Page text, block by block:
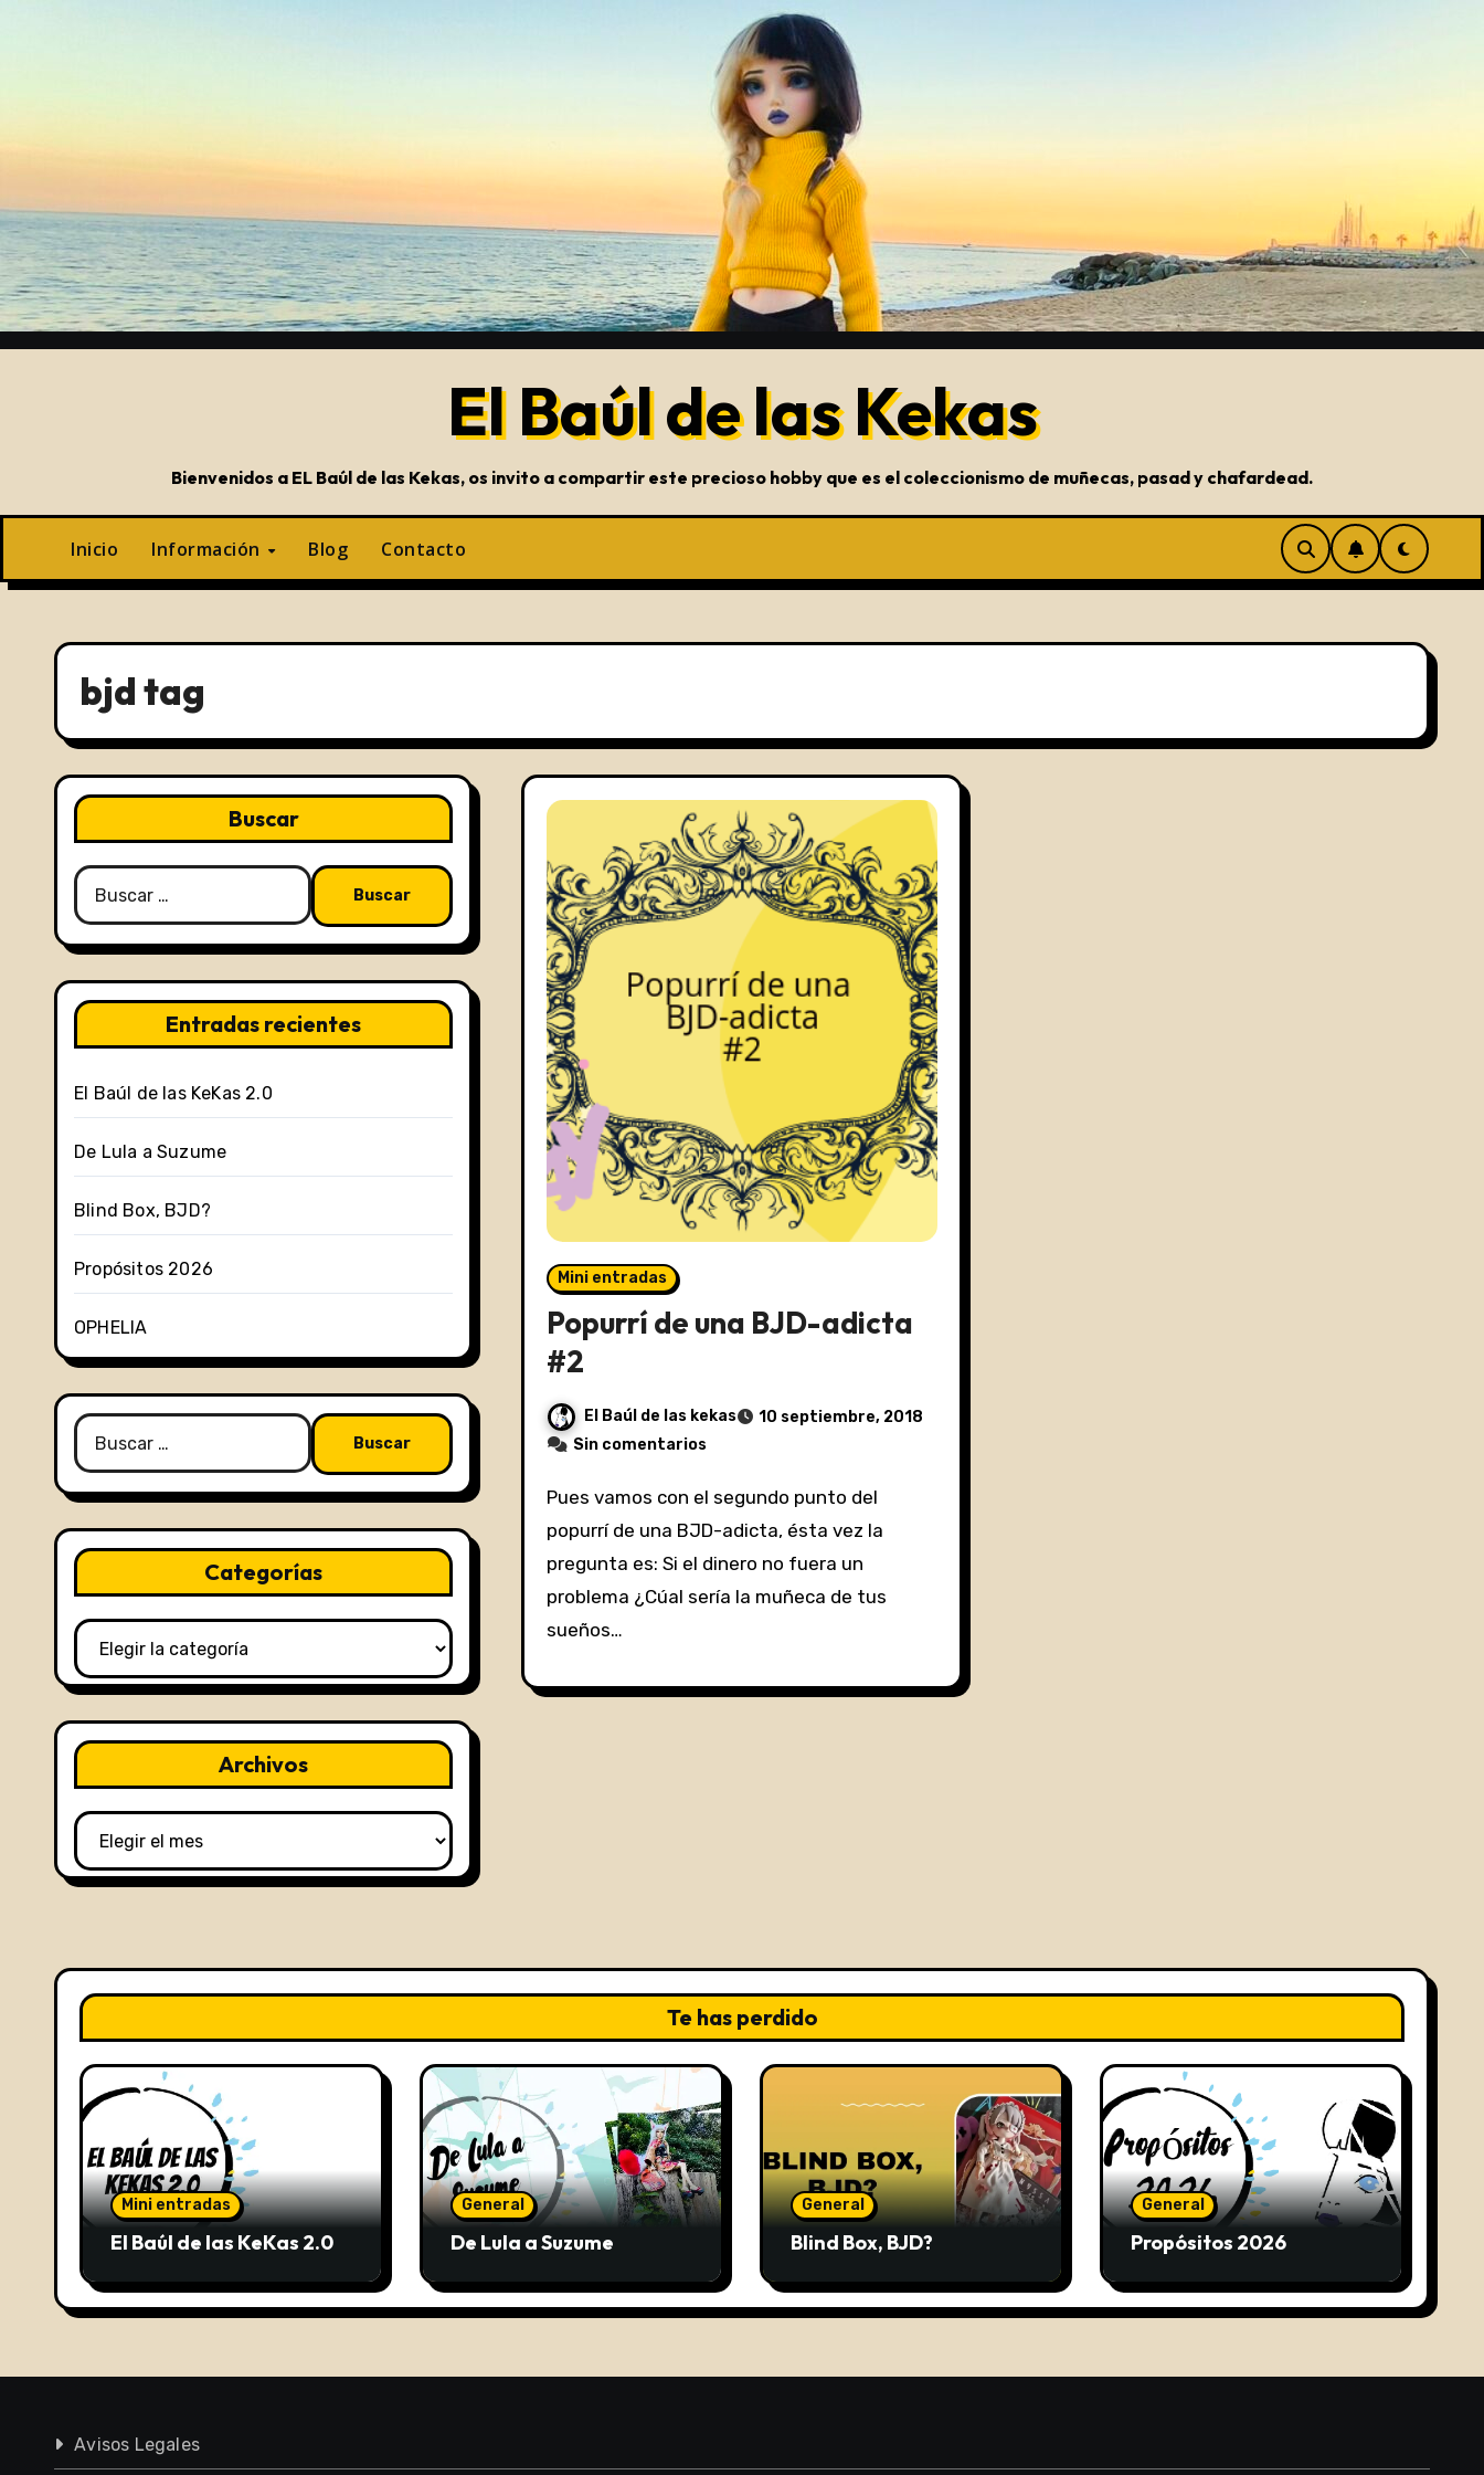
El Baúl de las Kekas
Bienvenidos a EL Baúl de las Kekas, os invito a compartir este precioso hobby que es el coleccionismo de muñecas, pasad y chafardead.
Inicio Información Blog Contacto
bjd tag
Buscar
Buscar:
Entradas recientes
El Baúl de las KeKas 2.0
De Lula a Suzume
Blind Box, BJD?
Propósitos 2026
OPHELIA
Buscar:
Categorías
Categorías
Archivos
Archivos
Mini entradas
Popurrí de una BJD-adicta
#2
El Baúl de las kekas
10 septiembre, 2018
Sin comentarios
Pues vamos con el segundo punto del
popurrí de una BJD-adicta, ésta vez la
pregunta es: Si el dinero no fuera un
problema ¿Cúal sería la muñeca de tus
sueños…
Te has perdido
Mini entradas
El Baúl de las KeKas 2.0
General
De Lula a Suzume
General
Blind Box, BJD?
General
Propósitos 2026
Avisos Legales